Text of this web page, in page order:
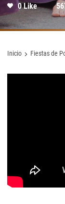
0 Like
Inicio Fiestas de